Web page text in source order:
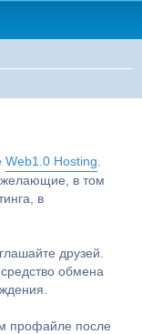
Web1.0 Hosting.
в том
в
друзей.
обмена
профайле после